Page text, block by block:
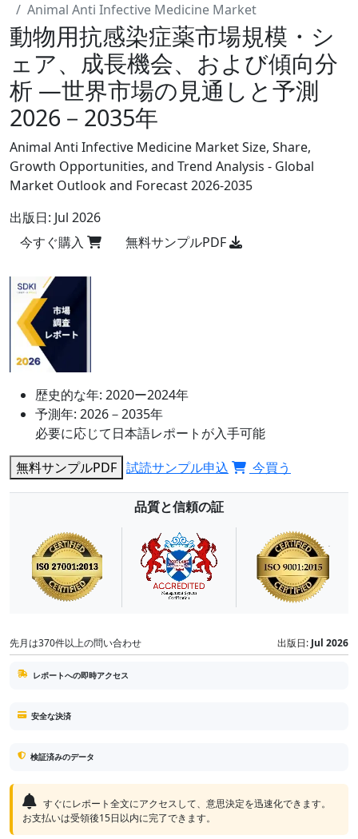
Animal Anti Infective Medicine Market
動物用抗感染症薬市場規模・シ
ェア、成長機会、および傾向分
析 ―世界市場の見通しと予測
2026－2035年
Animal Anti Infective Medicine Market Size, Share,
Growth Opportunities, and Trend Analysis - Global
Market Outlook and Forecast 2026-2035
出版日: Jul 2026
今すぐ購入
無料サンプルPDF
歴史的な年: 2020ー2024年
予測年: 2026－2035年
必要に応じて日本語レポートが入手可能
無料サンプルPDF 試読サンプル申込 今買う
品質と信頼の証
先月は370件以上の問い合わせ 出版日: Jul 2026
レポートへの即時アクセス
安全な決済
検証済みのデータ
すぐにレポート全文にアクセスして、意思決定を迅速化できます。
お支払いは受領後15日以内に完了できます。